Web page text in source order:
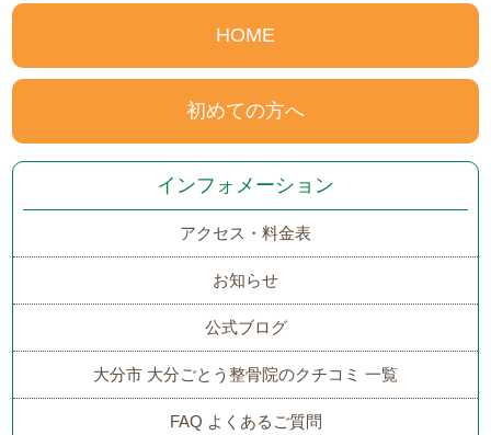
HOME
初めての方へ
インフォメーション
アクセス・料金表
お知らせ
公式ブログ
大分市 大分ごとう整骨院のクチコミ 一覧
FAQ よくあるご質問